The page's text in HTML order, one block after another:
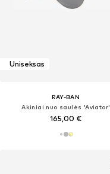
Uniseksas
RAY-BAN
Akiniai nuo saulės 'Aviator'
165,00 €